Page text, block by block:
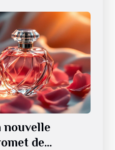
nouvelle
de